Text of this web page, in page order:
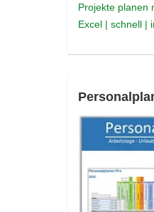
Projekte planen
Excel | schnell |